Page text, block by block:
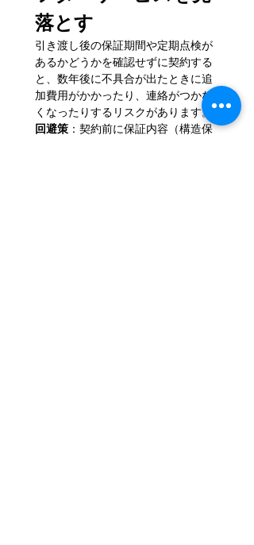
落とす
引き渡し後の保証期間や定期点検が
あるかどうかを確認せずに契約する
と、数年後に不具合が出たときに追
加費用がかかったり、連絡がつかな
くなったりするリスクがあります。
回避策 ：契約前に保証内容（構造保